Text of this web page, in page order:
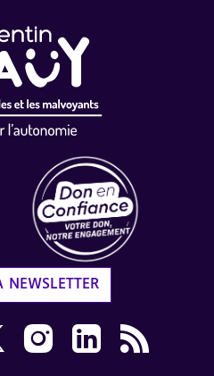
AVH dans une
sur Facebook AVH dans
suivre sur X AVH dans une
Nous suivre sur Instagram
Nous suivre sur
Flux RSS